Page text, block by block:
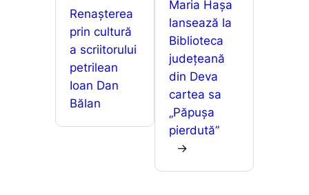
Renașterea
prin cultură
a scriitorului
petrilean
Ioan Dan
Bălan
Maria Hașa
lansează la
Biblioteca
județeană
din Deva
cartea sa
„Păpușa
pierdută”
→